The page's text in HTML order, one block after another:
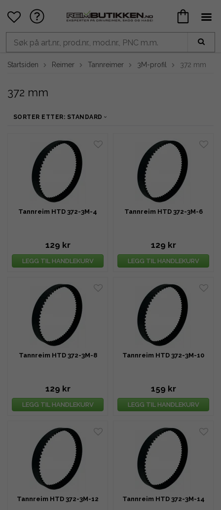
Startsiden Reimer Tannreimer 3M-profil 372 mm
372 mm
SORTER ETTER: STANDARD
Tannreim HTD 372-3M-4
129 kr
LEGG TIL HANDLEKURV
Tannreim HTD 372-3M-6
129 kr
LEGG TIL HANDLEKURV
Tannreim HTD 372-3M-8
129 kr
LEGG TIL HANDLEKURV
Tannreim HTD 372-3M-10
159 kr
LEGG TIL HANDLEKURV
Tannreim HTD 372-3M-12 Tannreim HTD 372-3M-14